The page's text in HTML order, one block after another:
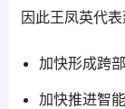
因此王凤英代表
加快形成跨
加快推进智